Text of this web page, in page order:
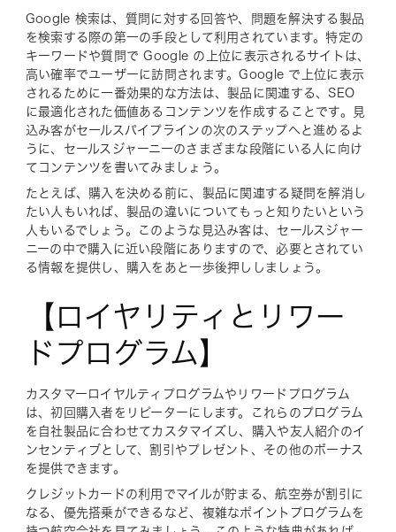
Google 検索は、質問に対する回答や、問題を解決する製品
を検索する際の第一の手段として利用されています。特定の
キーワードや質問で Google の上位に表示されるサイトは、
高い確率でユーザーに訪問されます。Google で上位に表示
されるために一番効果的な方法は、製品に関連する、SEO
に最適化された価値あるコンテンツを作成することです。見
込み客がセールスパイプラインの次のステップへと進めるよ
うに、セールスジャーニーのさまざまな段階にいる人に向け
てコンテンツを書いてみましょう。
たとえば、購入を決める前に、製品に関連する疑問を解消し
たい人もいれば、製品の違いについてもっと知りたいという
人もいるでしょう。このような見込み客は、セールスジャー
ニーの中で購入に近い段階にありますので、必要とされてい
る情報を提供し、購入をあと一歩後押ししましょう。
【ロイヤリティとリワー
ドプログラム】
カスタマーロイヤルティプログラムやリワードプログラム
は、初回購入者をリピーターにします。これらのプログラム
を自社製品に合わせてカスタマイズし、購入や友人紹介のイ
ンセンティブとして、割引やプレゼント、その他のボーナス
を提供できます。
クレジットカードの利用でマイルが貯まる、航空券が割引に
なる、優先搭乗ができるなど、複雑なポイントプログラムを